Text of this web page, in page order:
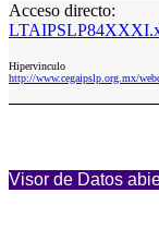
Acceso directo:
Hipervinculo
http://www.cegaipslp.org.mx/
Visor de Datos